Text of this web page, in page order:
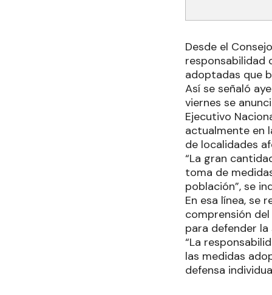
Desde el
responsabilidad
adoptadas que
Así se señaló
viernes se
Ejecutivo
actualmente en
de localidades
“La gran
toma de
población”, se
En esa línea, se
comprensión
para defender
“La
las medidas
defensa